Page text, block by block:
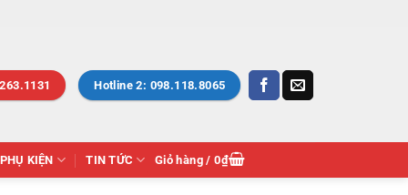
Hotline 2: 098.118.8065
PHỤ KIỆN TIN TỨC Giỏ hàng /0₫